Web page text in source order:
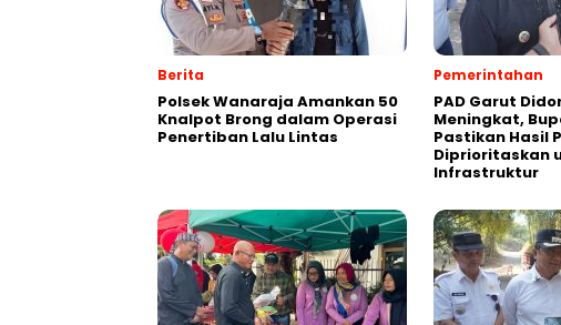
Berita
Polsek Wanaraja Amankan 50
Knalpot Brong dalam Operasi
Penertiban Lalu Lintas
Pemerintahan
PAD Garut
Meningkat,
Pastikan Hasil
Diprioritaskan
Infrastruktur